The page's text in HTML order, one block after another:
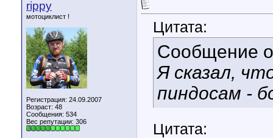
rippy
мотоциклист !
Регистрация: 24.09.2007
Возраст: 48
Сообщения: 534
Вес репутации: 306
Цитата:
Сообщение
Я сказал,
пиндосам -
Цитата: